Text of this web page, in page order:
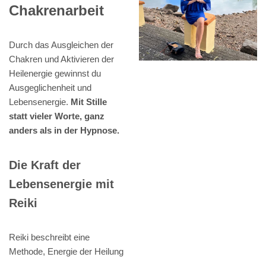
Chakrenarbeit
Durch das Ausgleichen der
Chakren und Aktivieren der
Heilenergie gewinnst du
Ausgeglichenheit und
Lebensenergie. Mit Stille
statt vieler Worte, ganz
anders als in der Hypnose.
Die Kraft der
Lebensenergie mit
Reiki
Reiki beschreibt eine
Methode, Energie der Heilung